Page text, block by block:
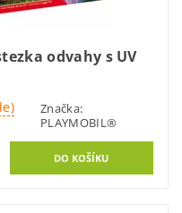
odvahy s UV
Značka:
PLAYMOBIL®